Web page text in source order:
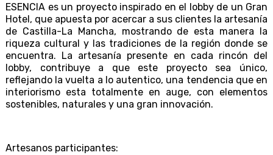
ESENCIA es un proyecto inspirado en el lobby de un Gran
Hotel, que apuesta por acercar a sus clientes la artesanía
de Castilla-La Mancha, mostrando de esta manera la
riqueza cultural y las tradiciones de la región donde se
encuentra. La artesanía presente en cada rincón del
lobby, contribuye a que este proyecto sea único,
reflejando la vuelta a lo autentico, una tendencia que en
interiorismo esta totalmente en auge, con elementos
sostenibles, naturales y una gran innovación.
Artesanos participantes: